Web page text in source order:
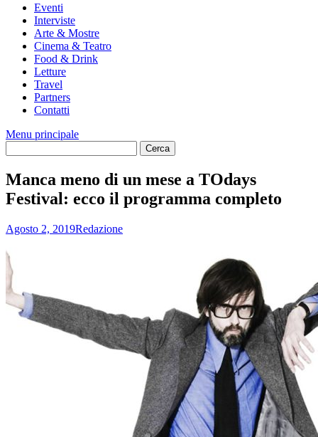
Eventi
Interviste
Arte & Mostre
Cinema & Teatro
Food & Drink
Letture
Travel
Partners
Contatti
Menu principale
Manca meno di un mese a TOdays
Festival: ecco il programma completo
Agosto 2, 2019Redazione